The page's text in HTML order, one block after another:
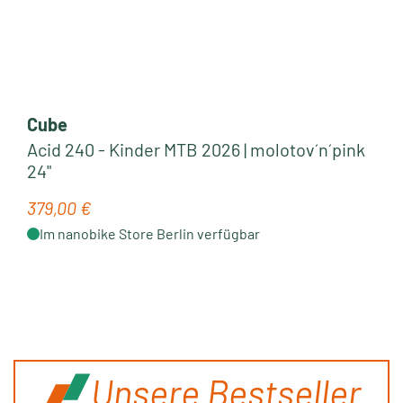
Unsere Bestseller
Cube
Acid 240 - Kinder MTB 2026 | molotov´n´pink
24"
Regulärer Preis:
379,00 €
Im nanobike Store Berlin verfügbar